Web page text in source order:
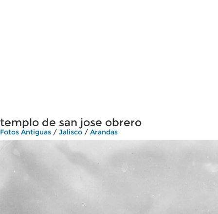
templo de san jose obrero
Fotos Antiguas / Jalisco / Arandas